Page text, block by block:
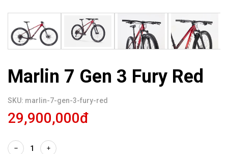
Marlin 7 Gen 3 Fury Red
SKU: marlin-7-gen-3-fury-red
29,900,000đ